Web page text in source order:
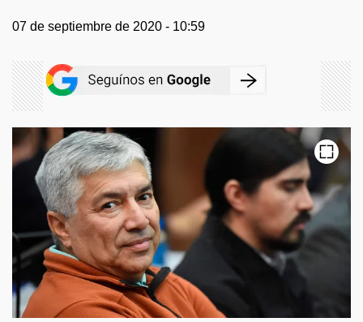
07 de septiembre de 2020 - 10:59